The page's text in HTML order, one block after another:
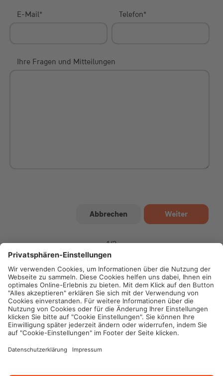
E-Mail* Telefon*
Ihre Fragen und Mitteilungen
1/2
Impressum
Datenschutz
Cookie-Einstellungen